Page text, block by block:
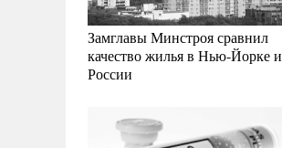
Замглавы Минстроя сравнил
качество жилья в Нью-Йорке и
России